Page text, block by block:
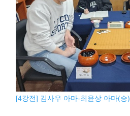
[4강전] 김사우 아마-최윤상 아마(승).